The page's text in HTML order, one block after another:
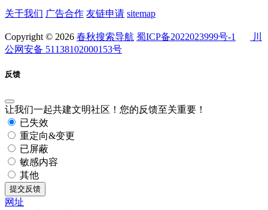
关于我们 广告合作 友链申请 sitemap
Copyright © 2026 春秋搜索导航 蜀ICP备2022023999号-1
川
公网安备 51138102000153号
反馈
让我们一起共建文明社区！您的反馈至关重要！
已失效
重定向&变更
已屏蔽
敏感内容
其他
提交反馈
网址